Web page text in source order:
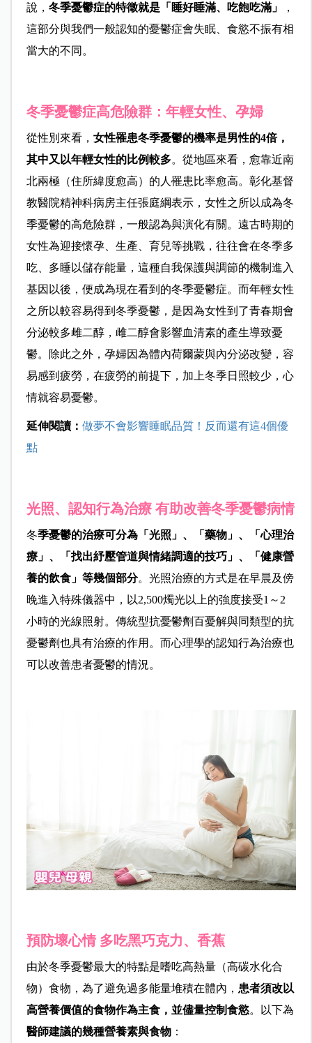
說， 冬季憂鬱症的特徵就是「睡好睡滿、吃飽吃滿」
，
這部分與我們一般認知的憂鬱症會失眠、食慾不振有相
當大的不同。
冬季憂鬱症高危險群：年輕女性、孕婦
從性別來看， 女性罹患冬季憂鬱的機率是男性的4倍，
其中又以年輕女性的比例較多。從地區來看，愈靠近南
北兩極（住所緯度愈高）的人罹患比率愈高。彰化基督
教醫院精神科病房主任張庭綱表示，女性之所以成為冬
季憂鬱的高危險群，一般認為與演化有關。遠古時期的
女性為迎接懷孕、生產、育兒等挑戰，往往會在冬季多
吃、多睡以儲存能量，這種自我保護與調節的機制進入
基因以後，便成為現在看到的冬季憂鬱症。而年輕女性
之所以較容易得到冬季憂鬱，是因為女性到了青春期會
分泌較多雌二醇，雌二醇會影響血清素的產生導致憂
鬱。除此之外，孕婦因為體內荷爾蒙與內分泌改變，容
易感到疲勞，在疲勞的前提下，加上冬季日照較少，心
情就容易憂鬱。
延伸閱讀： 做夢不會影響睡眠品質！反而還有這4個優
點
光照、認知行為治療 有助改善冬季憂鬱病情
冬季憂鬱的治療可分為「光照」、「藥物」、「心理治
療」、「找出紓壓管道與情緒調適的技巧」、「健康營
養的飲食」等幾個部分。光照治療的方式是在早晨及傍
晚進入特殊儀器中，以2,500燭光以上的強度接受1～2
小時的光線照射。傳統型抗憂鬱劑百憂解與同類型的抗
憂鬱劑也具有治療的作用。而心理學的認知行為治療也
可以改善患者憂鬱的情況。
預防壞心情 多吃黑巧克力、香蕉
由於冬季憂鬱最大的特點是嗜吃高熱量（高碳水化合
物）食物，為了避免過多能量堆積在體內， 患者須改以
高營養價值的食物作為主食，並儘量控制食慾。以下為
醫師建議的幾種營養素與食物：